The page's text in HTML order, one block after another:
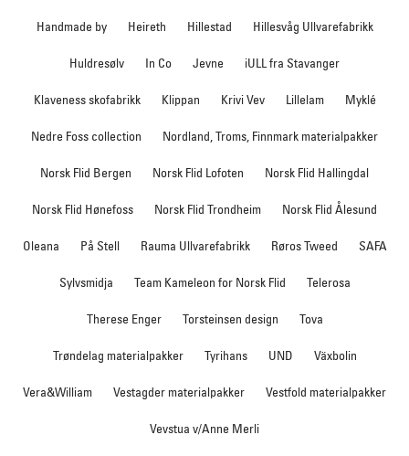
Handmade by Heireth Hillestad Hillesvåg Ullvarefabrikk
Huldresølv In Co Jevne iULL fra Stavanger
Klaveness skofabrikk Klippan Krivi Vev Lillelam Myklé
Nedre Foss collection Nordland, Troms, Finnmark materialpakker
Norsk Flid Bergen Norsk Flid Lofoten Norsk Flid Hallingdal
Norsk Flid Hønefoss Norsk Flid Trondheim Norsk Flid Ålesund
Oleana På Stell Rauma Ullvarefabrikk Røros Tweed SAFA
Sylvsmidja Team Kameleon for Norsk Flid Telerosa
Therese Enger Torsteinsen design Tova
Trøndelag materialpakker Tyrihans UND Växbolin
Vera&William Vestagder materialpakker Vestfold materialpakker
Vevstua v/Anne Merli